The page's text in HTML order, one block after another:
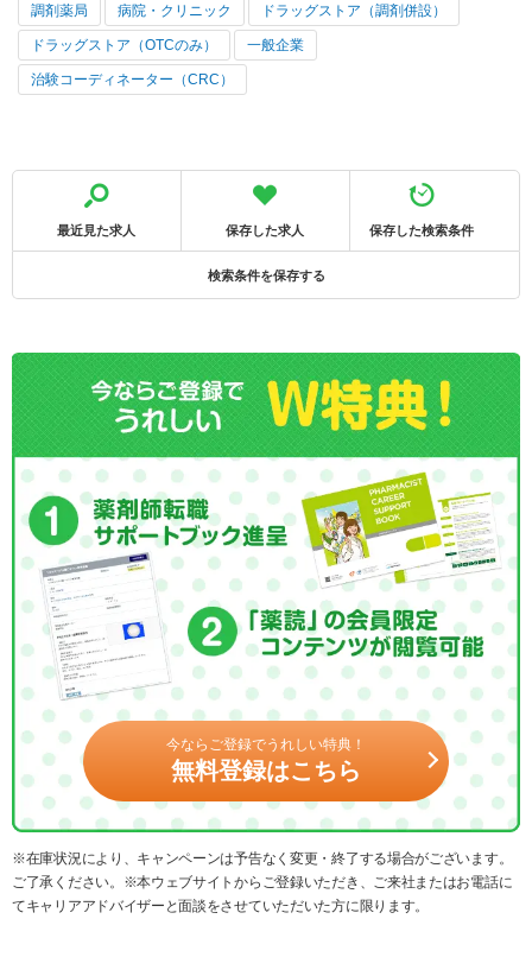
調剤薬局 病院・クリニック ドラッグストア（調剤併設）
ドラッグストア（OTCのみ） 一般企業
治験コーディネーター（CRC）
最近見た求人 保存した求人 保存した検索条件
検索条件を保存する
今ならご登録でうれしい特典！
無料登録はこちら
※在庫状況により、キャンペーンは予告なく変更・終了する場合がございます。
ご了承ください。※本ウェブサイトからご登録いただき、ご来社またはお電話に
てキャリアアドバイザーと面談をさせていただいた方に限ります。